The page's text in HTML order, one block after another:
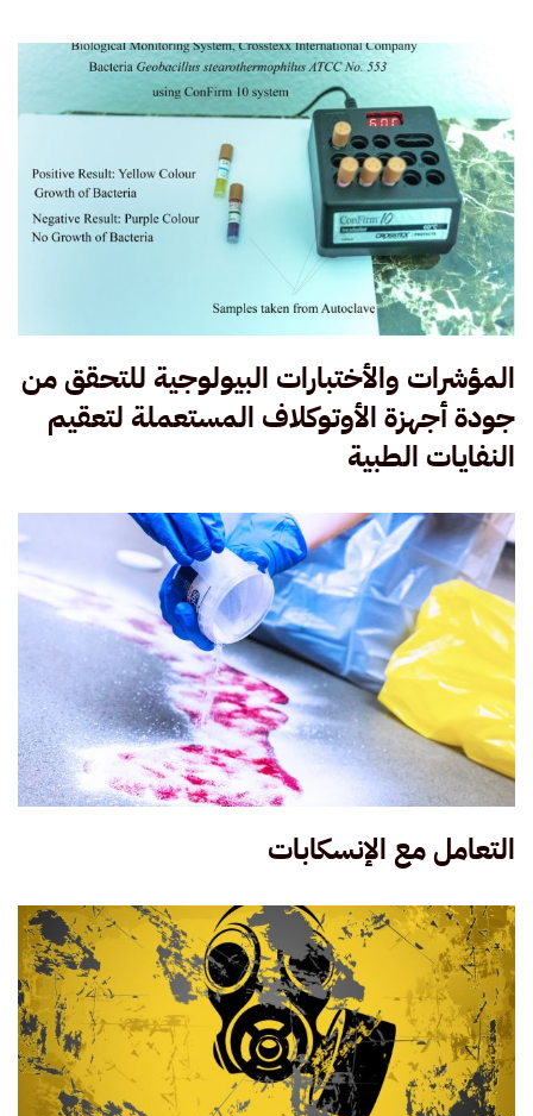
المؤشرات والأختبارات البيولوجية للتحقق من
جودة أجهزة الأوتوكلاف المستعملة لتعقيم
النفايات الطبية
التعامل مع الإنسكابات